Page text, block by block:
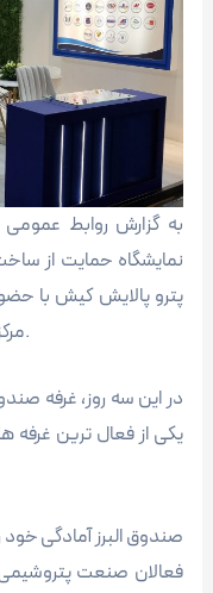
به گزارش روابط
نمایشگاه حمایت از
مرکز نمایشگاه های بین المللی کیش برگزار شد.
در این سه روز، غرفه
یکی از فعال ترین غرفه
صندوق البرز آمادگی خود
فعالان صنعت